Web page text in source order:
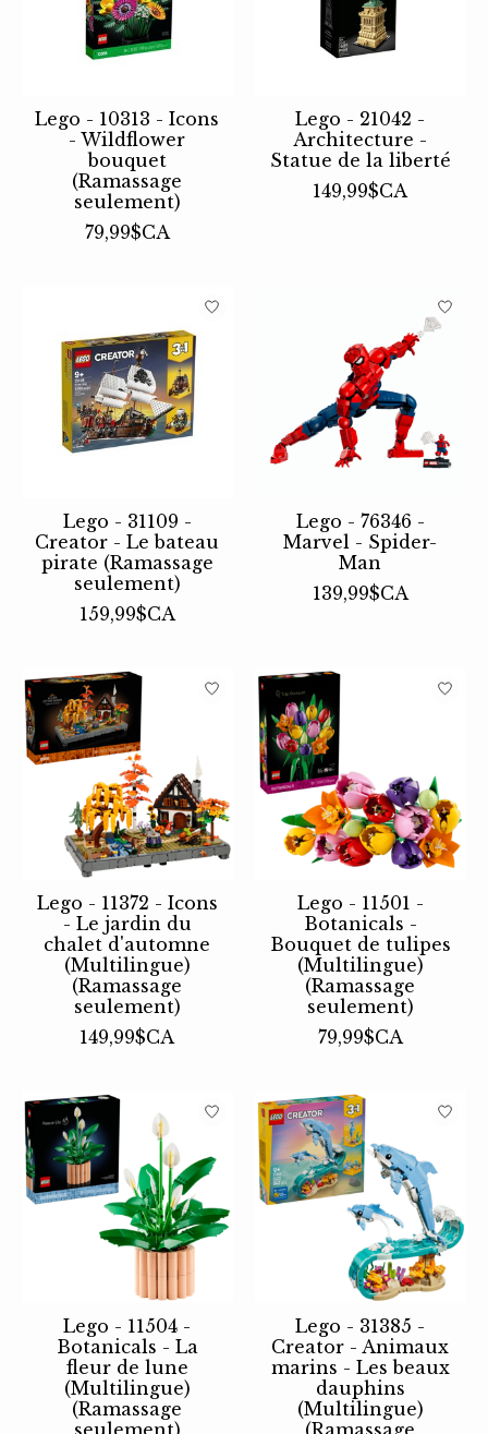
Lego - 10313 - Icons
- Wildflower
bouquet
(Ramassage
seulement)
79,99$CA
Lego - 21042 -
Architecture -
Statue de la liberté
149,99$CA
Lego - 31109 -
Creator - Le bateau
pirate (Ramassage
seulement)
159,99$CA
Lego - 76346 -
Marvel - Spider-
Man
139,99$CA
Lego - 11372 - Icons
- Le jardin du
chalet d'automne
(Multilingue)
(Ramassage
seulement)
149,99$CA
Lego - 11501 -
Botanicals -
Bouquet de tulipes
(Multilingue)
(Ramassage
seulement)
79,99$CA
Lego - 11504 -
Botanicals - La
fleur de lune
(Multilingue)
(Ramassage
seulement)
Lego - 31385 -
Creator - Animaux
marins - Les beaux
dauphins
(Multilingue)
(Ramassage